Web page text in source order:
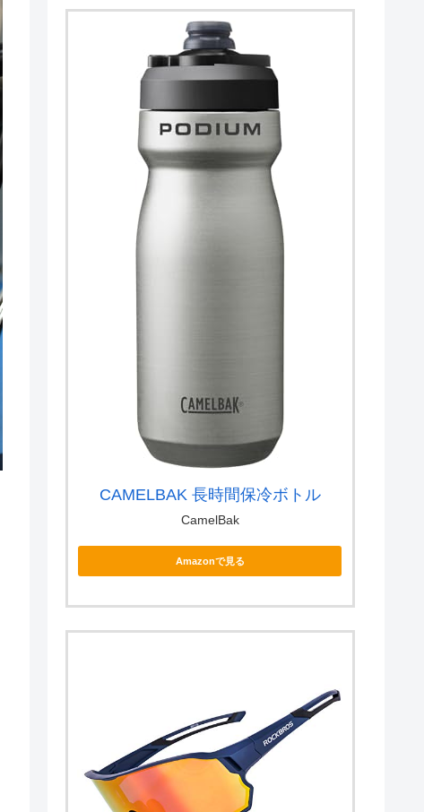
CAMELBAK 長時間保冷ボトル
CamelBak
Amazonで見る